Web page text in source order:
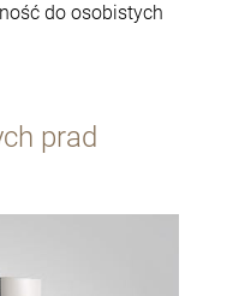
do osobistych
prad